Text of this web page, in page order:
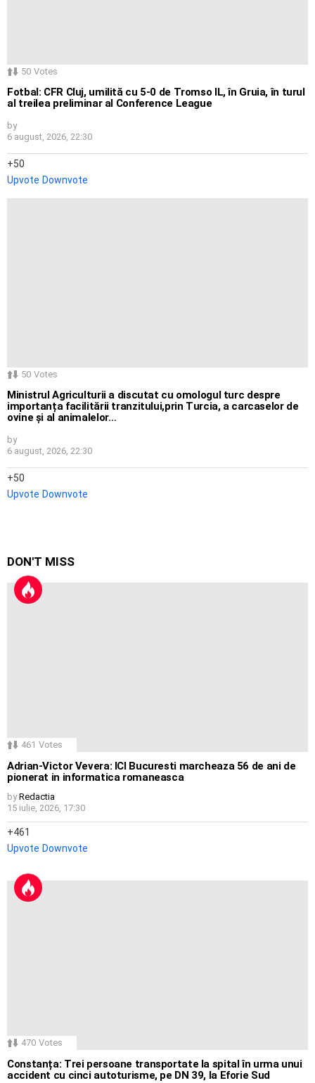
50 Votes
Fotbal: CFR Cluj, umilită cu 5-0 de Tromso IL, în Gruia, în turul
al treilea preliminar al Conference League
by
6 august, 2026, 22:30
50
Upvote Downvote
50 Votes
Ministrul Agriculturii a discutat cu omologul turc despre
importanța facilitării tranzitului,prin Turcia, a carcaselor de
ovine și al animalelor…
by
6 august, 2026, 22:30
50
Upvote Downvote
DON'T MISS
461 Votes
Adrian-Victor Vevera: ICI Bucuresti marcheaza 56 de ani de
pionerat in informatica romaneasca
by Redactia
15 iulie, 2026, 17:30
461
Upvote Downvote
470 Votes
Constanța: Trei persoane transportate la spital în urma unui
accident cu cinci autoturisme, pe DN 39, la Eforie Sud